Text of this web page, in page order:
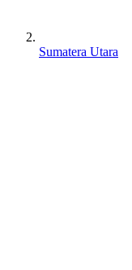
Sumatera Utara